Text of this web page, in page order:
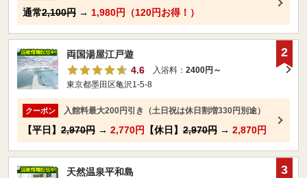
通常2,100円 → 1,980円（120円お得！）
両国湯屋江戸遊
4.6
入浴料： 2400円～
東京都墨田区亀沢1-5-8
クーポン 入館料最大200円引き（土日祝は休日割増330円別途）
【平日】 2,970円 → 2,770円 【休日】 2,970円 → 2,870円
2
天然温泉平和島
3